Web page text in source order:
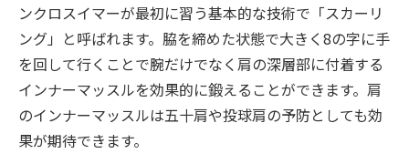
ンクロスイマーが最初に習う基本的な技術で「スカーリ
ング」と呼ばれます。脇を締めた状態で大きく8の字に手
を回して行くことで腕だけでなく肩の深層部に付着する
インナーマッスルを効果的に鍛えることができます。肩
のインナーマッスルは五十肩や投球肩の予防としても効
果が期待できます。